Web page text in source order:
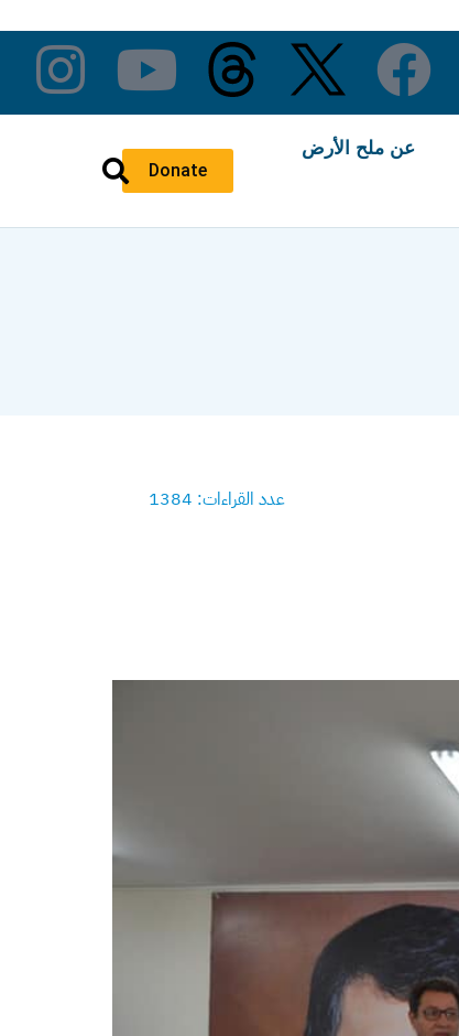
Donate
عن ملح الأرض
عدد القراءات: 1384